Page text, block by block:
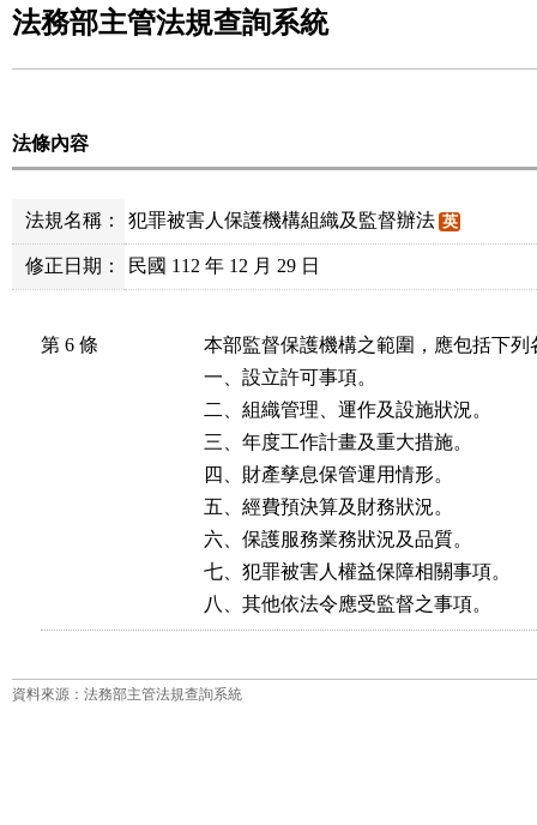
法務部主管法規查詢系統
法條內容
法規名稱： 犯罪被害人保護機構組織及監督辦法 英
修正日期： 民國 112 年 12 月 29 日
第 6 條
本部監督保護機構之範圍，應包括下列
一、設立許可事項。
二、組織管理、運作及設施狀況。
三、年度工作計畫及重大措施。
四、財產孳息保管運用情形。
五、經費預決算及財務狀況。
六、保護服務業務狀況及品質。
七、犯罪被害人權益保障相關事項。
八、其他依法令應受監督之事項。
資料來源：法務部主管法規查詢系統